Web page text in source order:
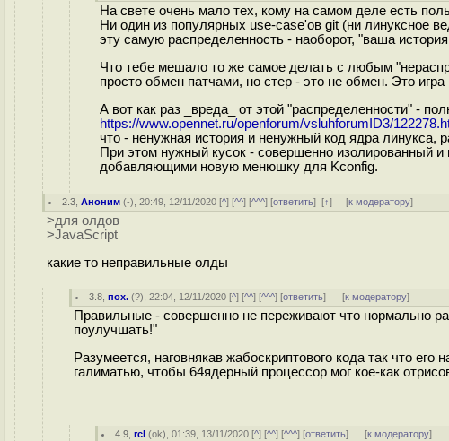
На свете очень мало тех, кому на самом деле есть
Ни один из популярных use-case'ов git (ни линуксное
эту самую распределенность - наоборот, "ваша
Что тебе мешало то же самое делать с любым
просто обмен патчами, но стер - это не обмен. Это игра
А вот как раз _вреда_ от этой "распределенности" -
https://www.opennet.ru/openforum/vsluhforumID3/
что - ненужная история и ненужный код ядра линукса,
При этом нужный кусок - совершенно изолированный
добавляющими новую менюшку для Kconfig.
2.3 ,Аноним (-), 20:49, 12/11/2020 [^] [^^] [^^^] [ответить][↑] [к модератору]
>для олдов
>JavaScript
какие то неправильные олды
3.8 ,пох. (?), 22:04, 12/11/2020 [^] [^^] [^^^] [ответить] [к модератору]
Правильные - совершенно не переживают что нормально
поулучшать!"
Разумеется, наговнякав жабоскриптового кода так что
галиматью, чтобы 64ядерный процессор мог кое-как
4.9 ,rcl (ok), 01:39, 13/11/2020 [^] [^^] [^^^] [ответить] [к модератору]